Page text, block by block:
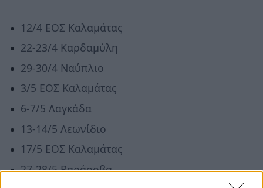
12/4 ΕΟΣ Καλαμάτας
22-23/4 Καρδαμύλη
29-30/4 Ναύπλιο
3/5 ΕΟΣ Καλαμάτας
6-7/5 Λαγκάδα
13-14/5 Λεωνίδιο
17/5 ΕΟΣ Καλαμάτας
27-28/5 Βαράσοβα